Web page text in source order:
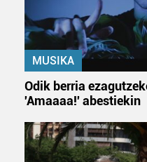
MUSIKA
Odik berria
'Amaaaa!' abestiekin